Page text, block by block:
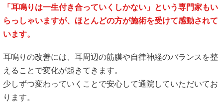
「耳鳴りは一生付き合っていくしかない」という専門家もい
らっしゃいますが、ほとんどの方が施術を受けて感動されて
います。
耳鳴りの改善には、耳周辺の筋膜や自律神経のバランスを整
えることで変化が起きてきます。
少しずつ変わっていくことで安心して通院していただいてお
ります。